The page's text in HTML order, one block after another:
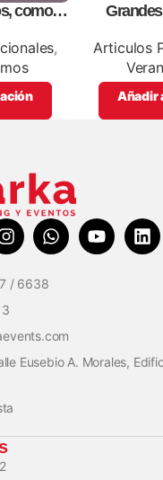
como
,
Articulos
Añadir
/ 6638
Eusebio A. Morales,